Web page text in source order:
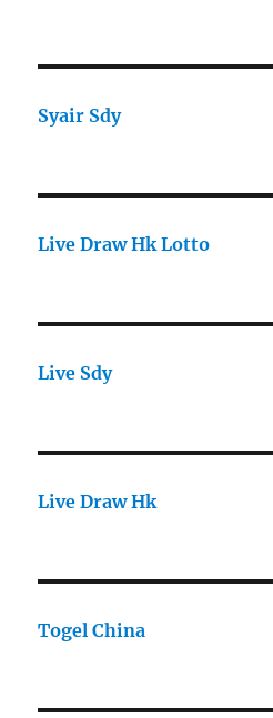
Syair Sdy
Live Draw Hk Lotto
Live Sdy
Live Draw Hk
Togel China